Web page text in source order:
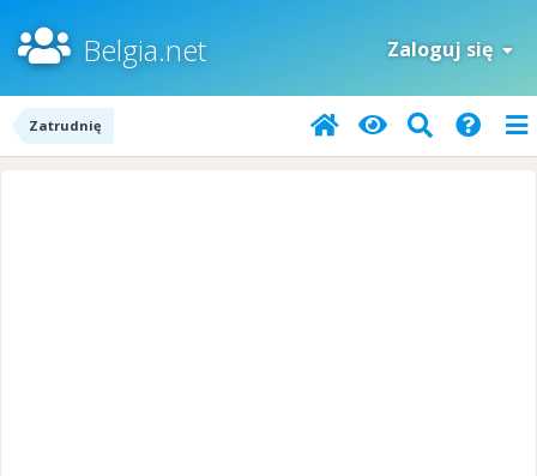
Belgia.net Zaloguj się
Zatrudnię